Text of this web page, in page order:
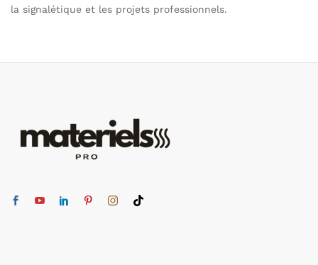
la signalétique et les projets professionnels.